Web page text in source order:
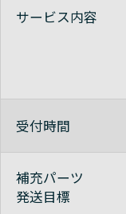
Avaya
Avaya
Avaya
サービス内容
受付時間
補充パーツ
発送目標